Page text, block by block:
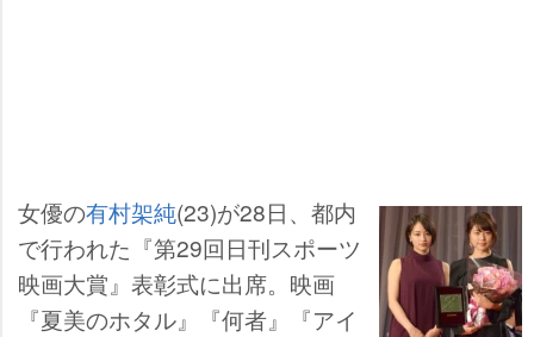
女優の有村架純(23)が28日、都内
で行われた『第29回日刊スポーツ
映画大賞』表彰式に出席。映画
『夏美のホタル』『何者』『アイ